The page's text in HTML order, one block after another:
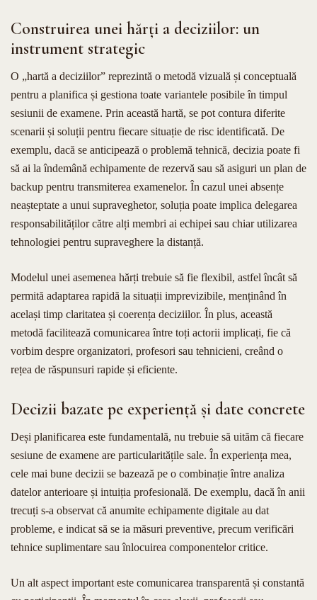
Construirea unei hărți a deciziilor: un
instrument strategic
O „hartă a deciziilor” reprezintă o metodă vizuală și conceptuală
pentru a planifica și gestiona toate variantele posibile în timpul
sesiunii de examene. Prin această hartă, se pot contura diferite
scenarii și soluții pentru fiecare situație de risc identificată. De
exemplu, dacă se anticipează o problemă tehnică, decizia poate fi
să ai la îndemână echipamente de rezervă sau să asiguri un plan de
backup pentru transmiterea examenelor. În cazul unei absențe
neașteptate a unui supraveghetor, soluția poate implica delegarea
responsabilităților către alți membri ai echipei sau chiar utilizarea
tehnologiei pentru supraveghere la distanță.
Modelul unei asemenea hărți trebuie să fie flexibil, astfel încât să
permită adaptarea rapidă la situații imprevizibile, menținând în
același timp claritatea și coerența deciziilor. În plus, această
metodă facilitează comunicarea între toți actorii implicați, fie că
vorbim despre organizatori, profesori sau tehnicieni, creând o
rețea de răspunsuri rapide și eficiente.
Decizii bazate pe experiență și date concrete
Deși planificarea este fundamentală, nu trebuie să uităm că fiecare
sesiune de examene are particularitățile sale. În experiența mea,
cele mai bune decizii se bazează pe o combinație între analiza
datelor anterioare și intuiția profesională. De exemplu, dacă în anii
trecuți s-a observat că anumite echipamente digitale au dat
probleme, e indicat să se ia măsuri preventive, precum verificări
tehnice suplimentare sau înlocuirea componentelor critice.
Un alt aspect important este comunicarea transparentă și constantă